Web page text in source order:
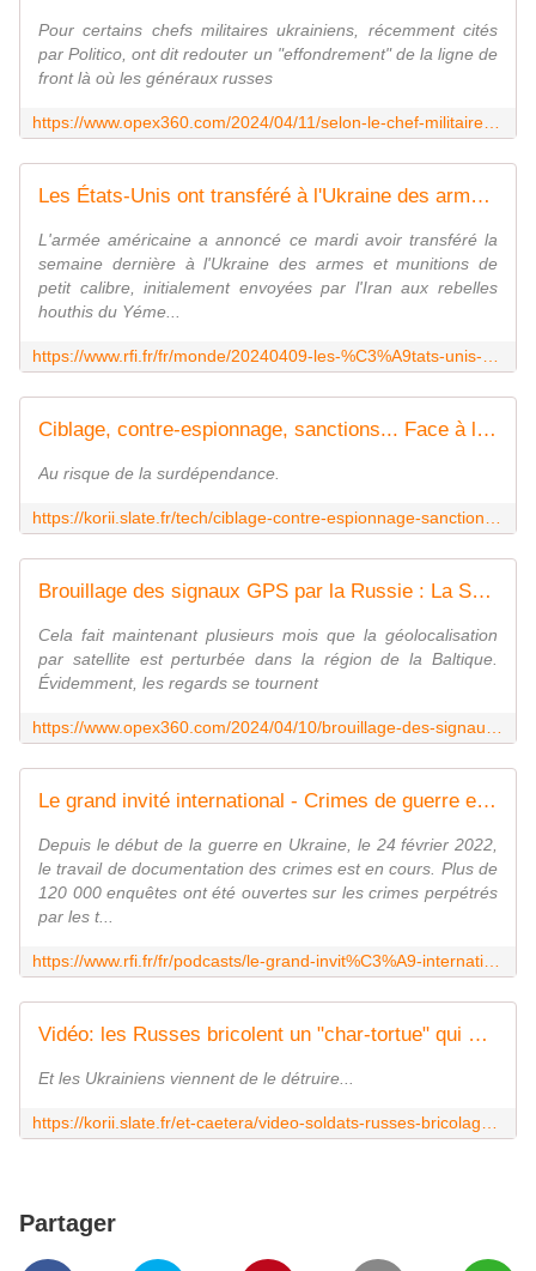
Pour certains chefs militaires ukrainiens, récemment cités
par Politico, ont dit redouter un "effondrement" de la ligne de
front là où les généraux russes
Les États-Unis ont transféré à l'Ukraine des armes iraniennes destinées aux Houthis
L'armée américaine a annoncé ce mardi avoir transféré la
semaine dernière à l'Ukraine des armes et munitions de
petit calibre, initialement envoyées par l'Iran aux rebelles
houthis du Yéme...
Ciblage, contre-espionnage, sanctions... Face à la Russie, l'Ukraine utilise l'IA tous azimuts
Au risque de la surdépendance.
Brouillage des signaux GPS par la Russie : La Suède voudrait une présence accrue de l'Otan en mer Baltique - Zone Militaire
Cela fait maintenant plusieurs mois que la géolocalisation
par satellite est perturbée dans la région de la Baltique.
Évidemment, les regards se tournent
Le grand invité international - Crimes de guerre en Ukraine: la priorité est de juger ceux "commis contre la population"
Depuis le début de la guerre en Ukraine, le 24 février 2022,
le travail de documentation des crimes est en cours. Plus de
120 000 enquêtes ont été ouvertes sur les crimes perpétrés
par les t...
Vidéo: les Russes bricolent un "char-tortue" qui ne ressemble à rien
Et les Ukrainiens viennent de le détruire...
Partager